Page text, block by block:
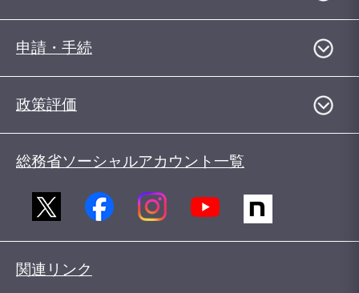
申請・手続
政策評価
総務省ソーシャルアカウント一覧
関連リンク